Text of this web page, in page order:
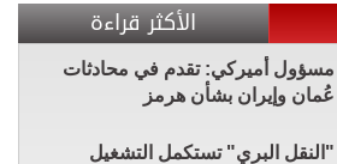
الأكثر قراءة
مسؤول أميركي: تقدم في محادثات
عُمان وإيران بشأن هرمز
"النقل البري" تستكمل التشغيل